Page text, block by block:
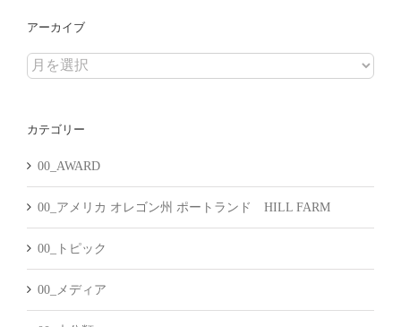
アーカイブ
ア
イ
カテゴリー
00_AWARD
00_アメリカ オレゴン州 ポートランド HILL FARM
00_トピック
00_メディア